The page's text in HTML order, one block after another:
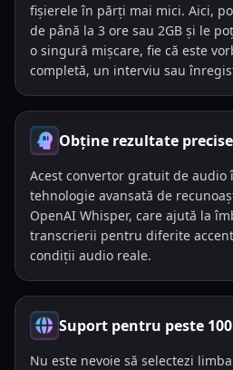
fișierele în părți mai mici. Aici,
de până la 3 ore sau 2GB și le
o singură mișcare, fie că este
completă, un interviu sau
Obține rezultate precise
Acest convertor gratuit de audio
tehnologie avansată de
OpenAI Whisper, care ajută la
transcrierii pentru diferite
condiții audio reale.
Suport pentru peste
Nu este nevoie să selectezi